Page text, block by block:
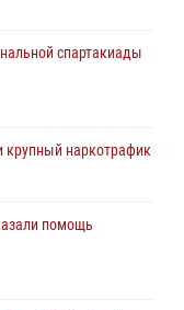
спартакиады
крупный наркотрафик
помощь